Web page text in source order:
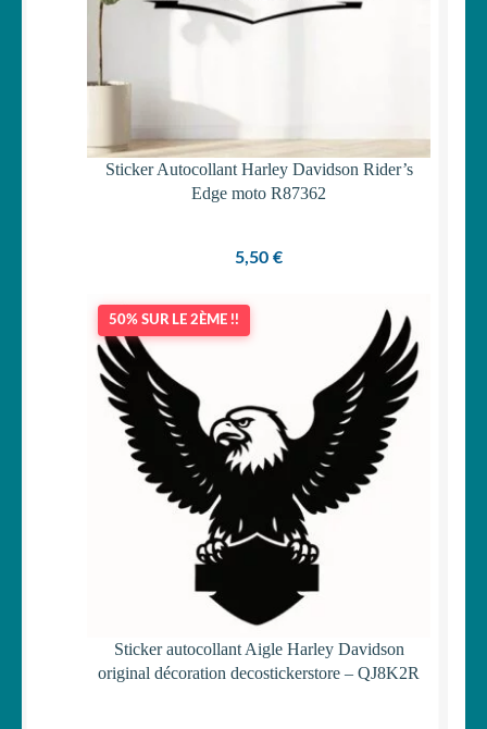
Sticker Autocollant Harley Davidson Rider’s
Edge moto R87362
5,50 €
50% SUR LE 2ÈME !!
Sticker autocollant Aigle Harley Davidson
original décoration decostickerstore – QJ8K2R